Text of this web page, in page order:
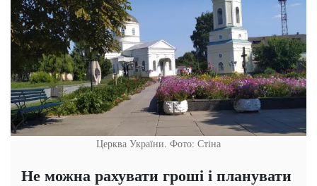
Церква України. Фото: Стіна
Не можна рахувати гроші і планувати